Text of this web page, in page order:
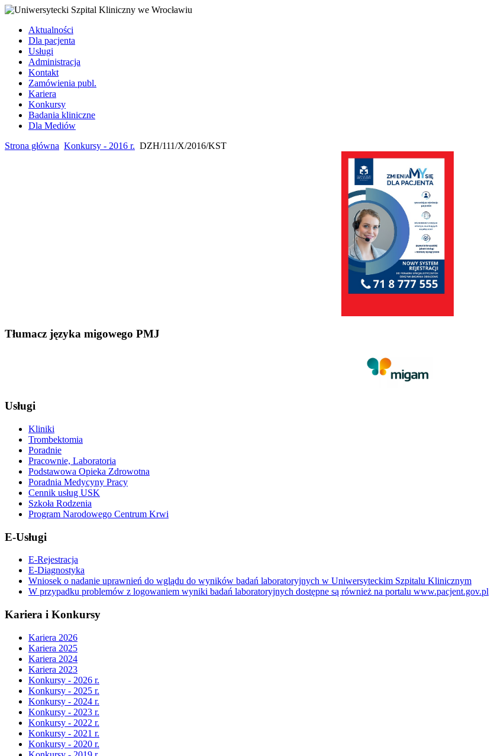
Aktualności
Dla pacjenta
Usługi
Administracja
Kontakt
Zamówienia publ.
Kariera
Konkursy
Badania kliniczne
Dla Mediów
Strona główna Konkursy - 2016 r. DZH/111/X/2016/KST
Tłumacz języka migowego PMJ
Usługi
Kliniki
Trombektomia
Poradnie
Pracownie, Laboratoria
Podstawowa Opieka Zdrowotna
Poradnia Medycyny Pracy
Cennik usług USK
Szkoła Rodzenia
Program Narodowego Centrum Krwi
E-Usługi
E-Rejestracja
E-Diagnostyka
Wniosek o nadanie uprawnień do wglądu do wyników badań laboratoryjnych w Uniwersyteckim Szpitalu Klinicznym
W przypadku problemów z logowaniem wyniki badań laboratoryjnych dostępne są również na portalu www.pacjent.gov.pl
Kariera i Konkursy
Kariera 2026
Kariera 2025
Kariera 2024
Kariera 2023
Konkursy - 2026 r.
Konkursy - 2025 r.
Konkursy - 2024 r.
Konkursy - 2023 r.
Konkursy - 2022 r.
Konkursy - 2021 r.
Konkursy - 2020 r.